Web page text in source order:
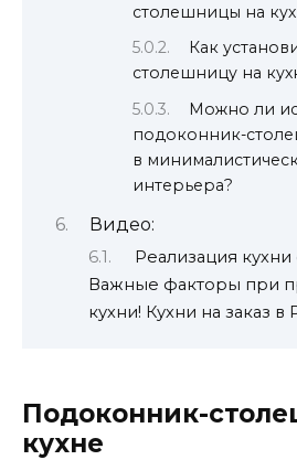
столешницы на
Как
столешницу на
Можно ли
подоконник-
в
интерьера?
Видео:
Реализация
Важные факторы при
кухни! Кухни на заказ в
Подоконник-
кухне